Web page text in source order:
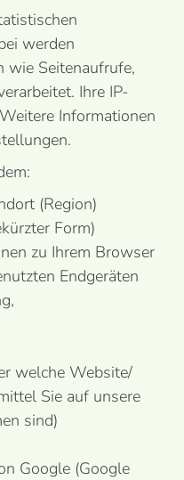
werden
wie Seitenaufrufe,
Ihre IP-
Informationen
(Region)
Form)
zu Ihrem Browser
Endgeräten
welche Website/
Sie auf unsere
sind)
Google (Google